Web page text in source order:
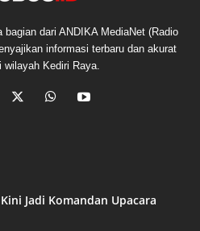
bagian dari ANDIKA MediaNet (Radio
informasi terbaru dan akurat
wilayah Kediri Raya.
Jadi Komandan Upacara